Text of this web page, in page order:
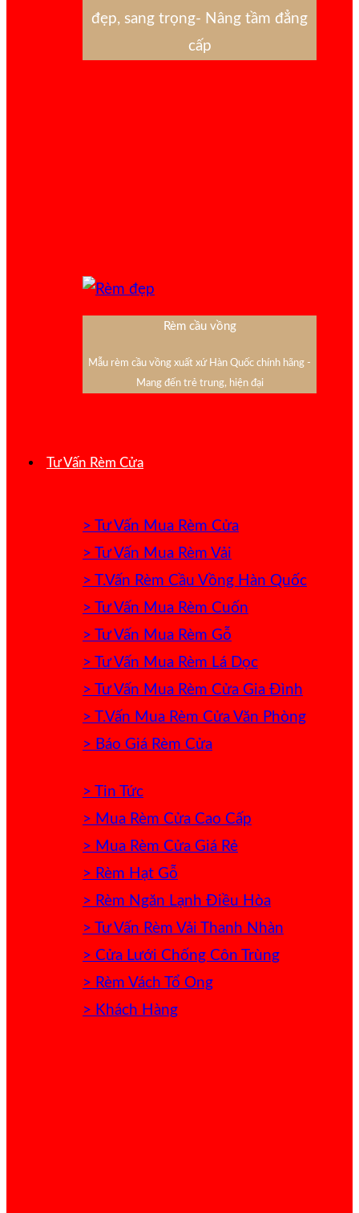
đẹp, sang trọng- Nâng tầm đẳng
cấp
Rèm cầu vồng
Mẫu rèm cầu vồng xuất xứ Hàn Quốc chính hãng -
Mang đến trẻ trung, hiện đại
Tư Vấn Rèm Cửa
> Tư Vấn Mua Rèm Cửa
> Tư Vấn Mua Rèm Vải
> T.Vấn Rèm Cầu Vồng Hàn Quốc
> Tư Vấn Mua Rèm Cuốn
> Tư Vấn Mua Rèm Gỗ
> Tư Vấn Mua Rèm Lá Dọc
> Tư Vấn Mua Rèm Cửa Gia Đình
> T.Vấn Mua Rèm Cửa Văn Phòng
> Báo Giá Rèm Cửa
> Tin Tức
> Mua Rèm Cửa Cao Cấp
> Mua Rèm Cửa Giá Rẻ
> Rèm Hạt Gỗ
> Rèm Ngăn Lạnh Điều Hòa
> Tư Vấn Rèm Vải Thanh Nhàn
> Cửa Lưới Chống Côn Trùng
> Rèm Vách Tổ Ong
> Khách Hàng